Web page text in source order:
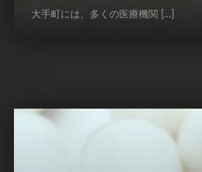
大手町には、多くの医療機関 […]